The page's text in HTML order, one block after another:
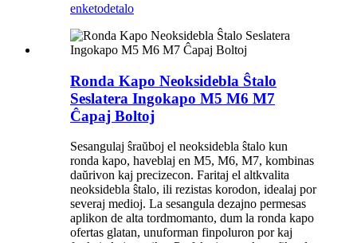
enketodetalo
Ronda Kapo Neoksidebla Ŝtalo
Seslatera Ingokapo M5 M6 M7
Ĉapaj Boltoj
Sesangulaj ŝraŭboj el neoksidebla ŝtalo kun
ronda kapo, haveblaj en M5, M6, M7, kombinas
daŭrivon kaj precizecon. Faritaj el altkvalita
neoksidebla ŝtalo, ili rezistas korodon, idealaj por
severaj medioj. La sesangula dezajno permesas
aplikon de alta tordmomanto, dum la ronda kapo
ofertas glatan, unuforman finpoluron por kaj